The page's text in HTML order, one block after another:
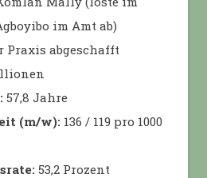
im Amt ab)
Praxis abgeschafft
57,8 Jahre
(m/w):136 / 119 pro 1000
53,2 Prozent